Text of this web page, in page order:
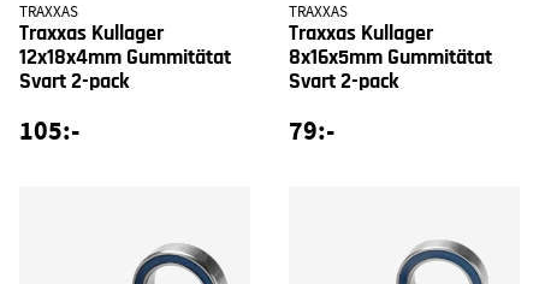
TRAXXAS
Traxxas Kullager
12x18x4mm Gummitätat
Svart 2-pack
105:-
TRAXXAS
Traxxas Kullager
8x16x5mm Gummitätat
Svart 2-pack
79:-